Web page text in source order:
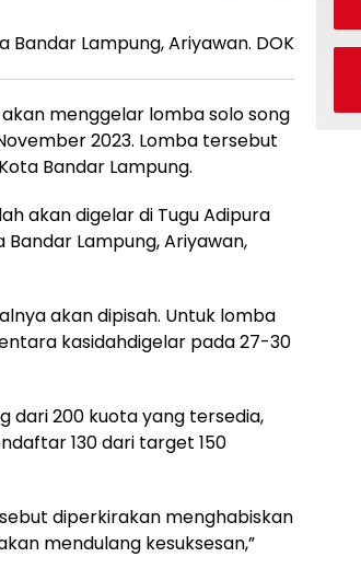
Bandar Lampung, Ariyawan. DOK
menggelar lomba solo song
2023. Lomba tersebut
Bandar Lampung.
akan digelar di Tugu Adipura
Bandar Lampung, Ariyawan,
akan dipisah. Untuk lomba
kasidahdigelar pada 27-30
dari 200 kuota yang tersedia,
130 dari target 150
diperkirakan menghabiskan
mendulang kesuksesan,”